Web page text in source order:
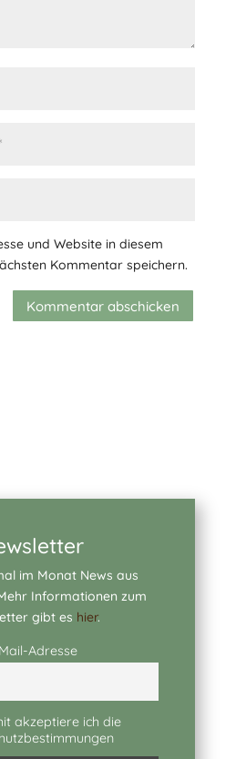
und Website in diesem
Kommentar speichern.
Kommentar abschicken
im Monat News aus
Informationen zum
gibt es hier.
Adresse
akzeptiere ich die